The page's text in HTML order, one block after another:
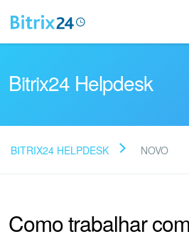
Bitrix24 Helpdesk
BITRIX24 HELPDESK NOVO
Como trabalhar